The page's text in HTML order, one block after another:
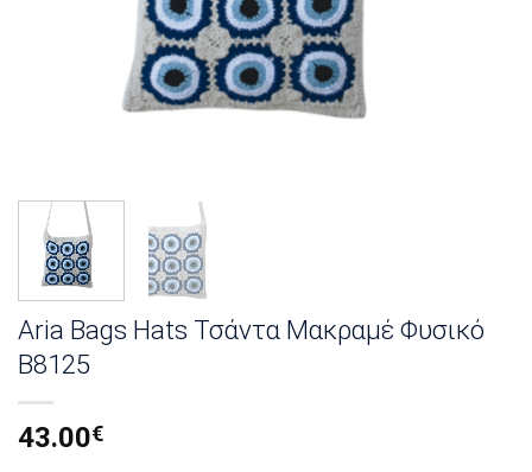
Aria Bags Hats Τσάντα Μακραμέ Φυσικό
Β8125
43.00€